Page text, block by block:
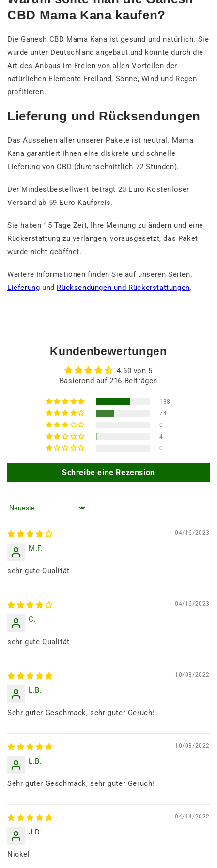
CBD Mama Kana kaufen?
Die Ganesh CBD Mama Kana ist gesund und natürlich. Sie
wurde unter Deutschland angebaut und konnte durch die
Art des Anbaus im Freien von allen Vorteilen der
natürlichen Elemente Freiland, Sonne, Wind und Regen
profitieren.
Lieferung und Rücksendungen
Das Aussehen aller unserer Pakete ist neutral. Mama
Kana garantiert Ihnen eine diskrete und schnelle
Lieferung von CBD (durchschnittlich 72 Stunden).
Der Mindestbestellwert beträgt 20 Euro Kostenloser
Versand ab 59 Euro Kaufpreis.
Sie haben 15 Tage Zeit, Ihre Meinung zu ändern und eine
Rückerstattung zu verlangen, vorausgesetzt, das Paket
wurde nicht geöffnet.
Weitere Informationen finden Sie auf unseren Seiten.
Lieferung und Rücksendungen und Rückerstattungen.
Kundenbewertungen
4.60 von 5
Basierend auf 216 Beiträgen
138
74
0
4
0
Schreibe eine Rezension
Sortieren nach
04/16/2023
M.F.
sehr gute Qualität
04/16/2023
C.
sehr gute Qualität
10/03/2022
L.B.
Sehr guter Geschmack, sehr guter Geruch!
10/03/2022
L.B.
Sehr guter Geschmack, sehr guter Geruch!
04/14/2022
J.D.
Nickel